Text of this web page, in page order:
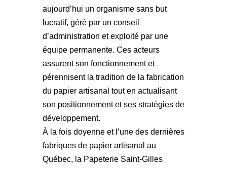
aujourd’hui un organisme sans but
lucratif, géré par un conseil
d’administration et exploité par une
équipe permanente. Ces acteurs
assurent son fonctionnement et
pérennisent la tradition de la fabrication
du papier artisanal tout en actualisant
son positionnement et ses stratégies de
développement.
À la fois doyenne et l’une des dernières
fabriques de papier artisanal au
Québec, la Papeterie Saint-Gilles